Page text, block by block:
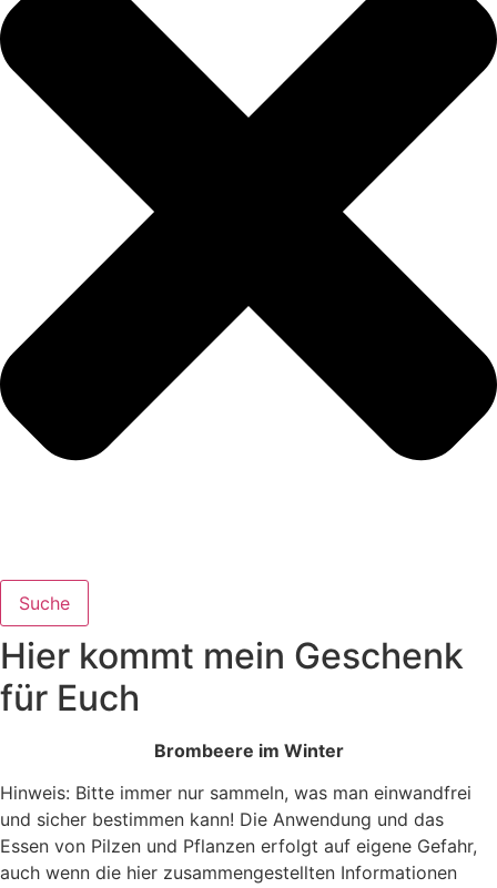
Suche
Hier kommt mein Geschenk
für Euch
Brom­bee­re im Winter
Hinweis: Bitte immer nur sammeln, was man einwandfrei
und sicher bestimmen kann! Die Anwendung und das
Essen von Pilzen und Pflanzen erfolgt auf eigene Gefahr,
auch wenn die hier zusammengestellten Informationen